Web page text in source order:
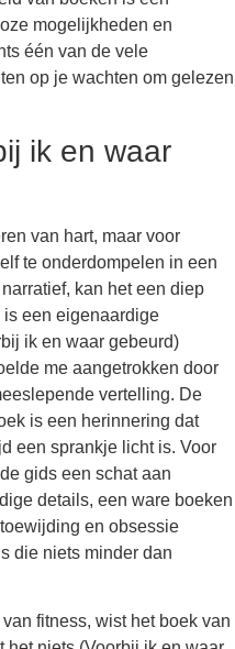
mogelijkheden en
één van de vele
op je wachten om gelezen
ik en waar
van hart, maar voor
te onderdompelen in een
kan het een diep
een eigenaardige
ik en waar gebeurd)
me aangetrokken door
vertelling. De
is een herinnering dat
een sprankje licht is. Voor
gids een schat aan
details, een ware boeken
en obsessie
die niets minder dan
fitness, wist het boek van